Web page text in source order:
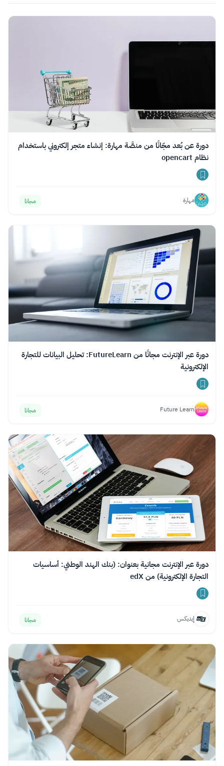
دورة عن بُعد مجّانًا من منصَّة مهارة: إنشاء متجر إلكتروني باستخدام
نظام opencart
مهارة مجانا
دورة عبر الإنترنت مجانًا من FutureLearn: تحليل البيانات للتجارة
الإلكترونية
Future Learn مجانا
دورة عبر الإنترنت مجانية بعنوان: (بنك الهند الوطني: أساسيات
التجارة الإلكترونية) من edX
إيديكس مجانا